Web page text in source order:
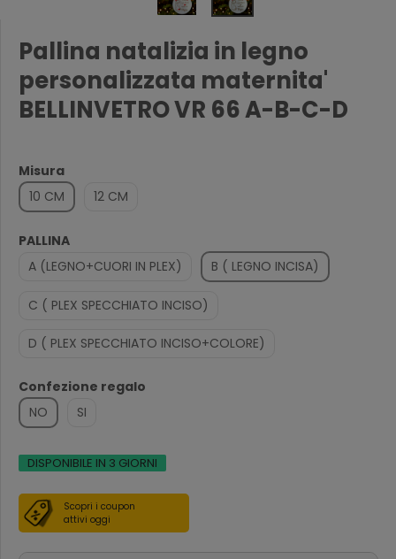
Pallina natalizia in legno
personalizzata maternita'
BELLINVETRO VR 66 A-B-C-D
Misura
10 CM
12 CM
PALLINA
A (LEGNO+CUORI IN PLEX)
B ( LEGNO INCISA)
C ( PLEX SPECCHIATO INCISO)
D ( PLEX SPECCHIATO INCISO+COLORE)
Confezione regalo
NO
SI
DISPONIBILE IN 3 GIORNI
Scopri i coupon
attivi oggi